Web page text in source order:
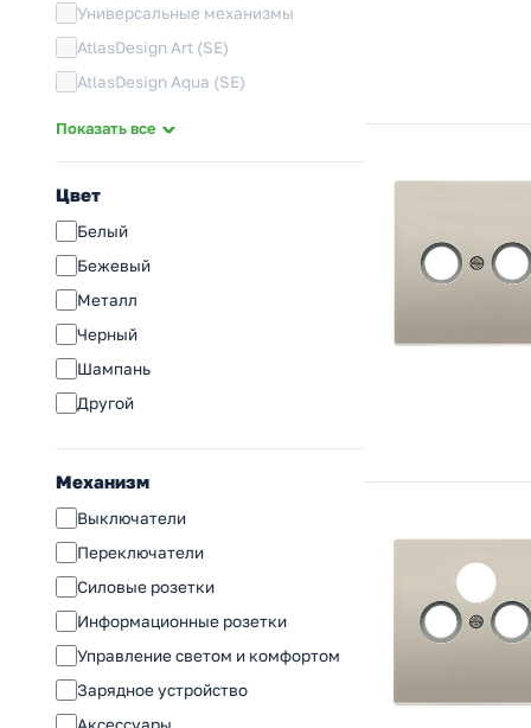
Универсальные механизмы
AtlasDesign Art (SE)
AtlasDesign Aqua (SE)
Accent (Intro)
Серия 12 (ЭРА)
Solo (ЭРА)
Plano (ЭРА)
Arktik (ЭРА)
Elegance (ЭРА)
Flite (IEK)
Показать все
Цвет
Белый
Бежевый
Металл
Черный
Шампань
Другой
Механизм
Выключатели
Переключатели
Силовые розетки
Информационные розетки
Управление светом и комфортом
Зарядное устройство
Аксессуары